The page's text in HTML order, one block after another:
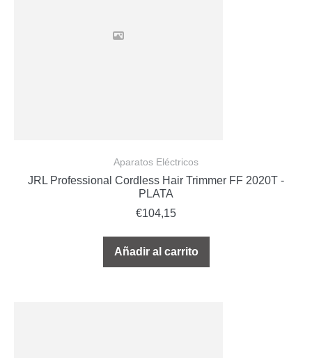
Aparatos Eléctricos
JRL Professional Cordless Hair Trimmer FF 2020T -
PLATA
€104,15
Añadir al carrito